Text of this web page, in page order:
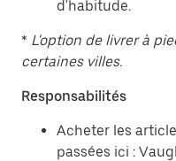
d'habitude.
* L'option de livrer à
certaines villes.
Responsabilités
Acheter les
passées ici :